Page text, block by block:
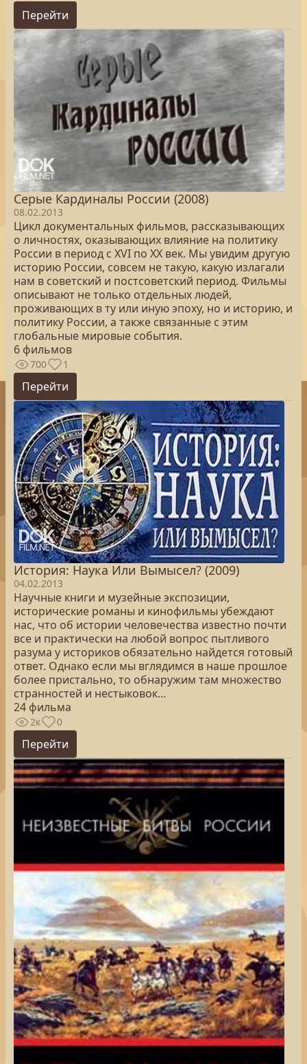
Перейти
Серые Кардиналы России (2008)
08.02.2013
Цикл документальных фильмов, рассказывающих
о личностях, оказывающих влияние на политику
России в период с XVI по XX век. Мы увидим другую
историю России, совсем не такую, какую излагали
нам в советский и постсоветский период. Фильмы
описывают не только отдельных людей,
проживающих в ту или иную эпоху, но и историю, и
политику России, а также связанные с этим
глобальные мировые события.
6 фильмов
700 1
Перейти
История: Наука Или Вымысел? (2009)
04.02.2013
Научные книги и музейные экспозиции,
исторические романы и кинофильмы убеждают
нас, что об истории человечества известно почти
все и практически на любой вопрос пытливого
разума у историков обязательно найдется готовый
ответ. Однако если мы вглядимся в наше прошлое
более пристально, то обнаружим там множество
странностей и нестыковок...
24 фильма
2к 0
Перейти